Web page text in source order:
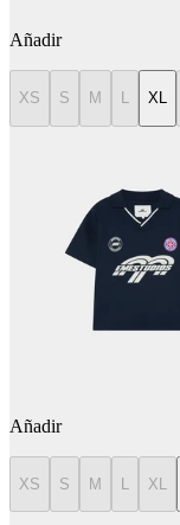
Añadir
XS S M L XL
Añadir
XS S M L XL